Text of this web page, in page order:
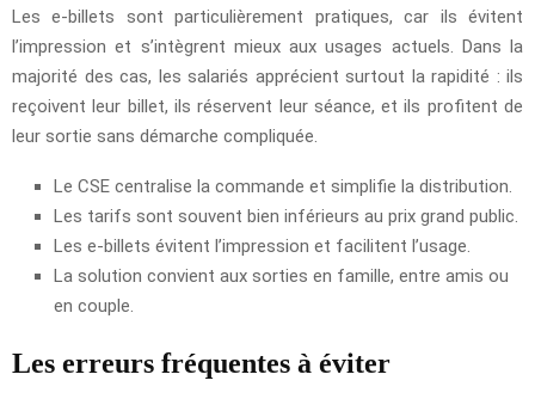
Les e-billets sont particulièrement pratiques, car ils évitent
l’impression et s’intègrent mieux aux usages actuels. Dans la
majorité des cas, les salariés apprécient surtout la rapidité : ils
reçoivent leur billet, ils réservent leur séance, et ils profitent de
leur sortie sans démarche compliquée.
Le CSE centralise la commande et simplifie la distribution.
Les tarifs sont souvent bien inférieurs au prix grand public.
Les e-billets évitent l’impression et facilitent l’usage.
La solution convient aux sorties en famille, entre amis ou
en couple.
Les erreurs fréquentes à éviter